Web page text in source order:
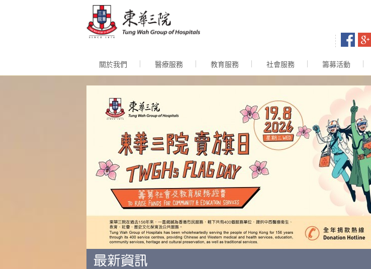
關於我們 醫療服務 教育服務 社會服務 籌募活動